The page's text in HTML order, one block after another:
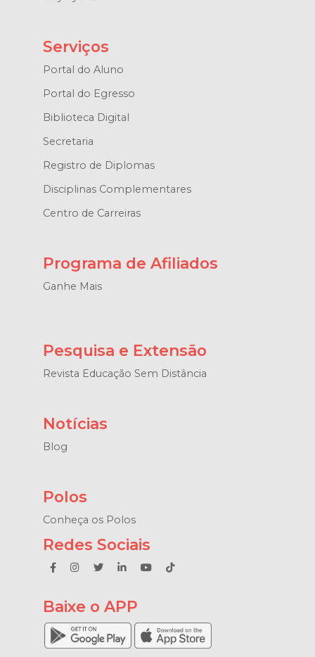
Serviços
Portal do Aluno
Portal do Egresso
Biblioteca Digital
Secretaria
Registro de Diplomas
Disciplinas Complementares
Centro de Carreiras
Programa de Afiliados
Ganhe Mais
Pesquisa e Extensão
Revista Educação Sem Distância
Notícias
Blog
Polos
Conheça os Polos
Redes Sociais
Baixe o APP